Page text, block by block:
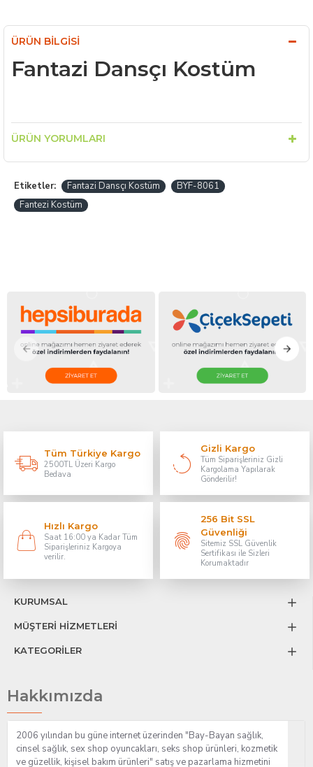
ÜRÜN BILGISI
Fantazi Dansçı Kostüm
ÜRÜN YORUMLARI
Etiketler: Fantazi Dansçı Kostüm
BYF-8061
Fantezi Kostüm
Tüm Türkiye Kargo
2500TL Üzeri Kargo
Bedava
Gizli Kargo
Tüm Siparişleriniz Gizli
Kargolama Yapılarak
Gönderilir!
Hızlı Kargo
Saat 16:00 ya Kadar Tüm
Siparişleriniz Kargoya
verilir.
256 Bit SSL
Güvenliği
Sitemiz SSL Güvenlik
Sertifikası ile Sizleri
Korumaktadır
KURUMSAL
MÜŞTERİ HİZMETLERİ
KATEGORİLER
Hakkımızda
2006 yılından bu güne internet üzerinden "Bay-Bayan sağlık,
cinsel sağlık, sex shop oyuncakları, seks shop ürünleri, kozmetik
ve güzellik, kişisel bakım ürünleri" satış ve pazarlama hizmetini